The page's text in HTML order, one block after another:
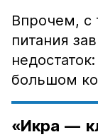
Впрочем, с
питания
большом
«Икра —